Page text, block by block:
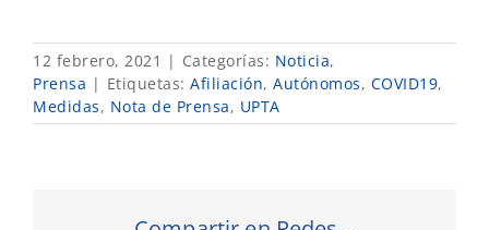
12 febrero, 2021 | Categorías: Noticia,
Prensa | Etiquetas: Afiliación, Autónomos, COVID19,
Medidas, Nota de Prensa, UPTA